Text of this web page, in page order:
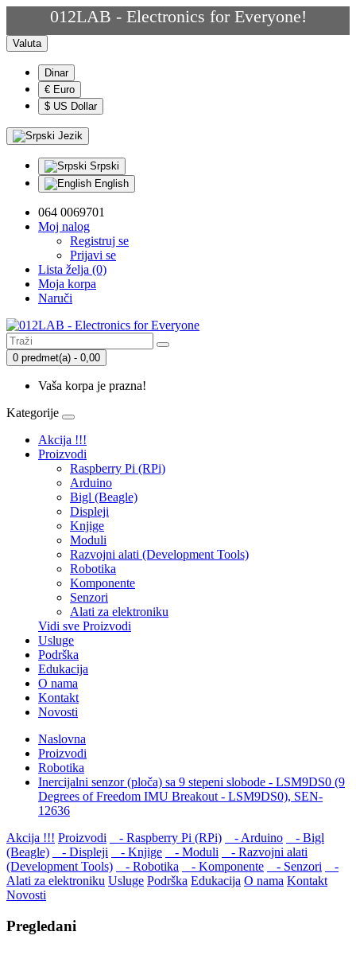
012LAB - Electronics for Everyone!
Valuta
Dinar
€ Euro
$ US Dollar
Jezik
Srpski
English
064 0069701
Moj nalog
Registruj se
Prijavi se
Lista želja (0)
Moja korpa
Naruči
0 predmet(a) - 0,00
Vaša korpa je prazna!
Kategorije
Akcija !!!
Proizvodi
Raspberry Pi (RPi)
Arduino
Bigl (Beagle)
Displеji
Knjige
Moduli
Razvojni alati (Development Tools)
Robotika
Komponente
Senzori
Alati za elektroniku
Vidi sve Proizvodi
Usluge
Podrška
Edukacija
O nama
Kontakt
Novosti
Naslovna
Proizvodi
Robotika
Inercijalni senzor (ploča) sa 9 stepeni slobode - LSM9DS0 (9
Degrees of Freedom IMU Breakout - LSM9DS0), SEN-
12636
Akcija !!! Proizvodi - Raspberry Pi (RPi) - Arduino
- Bigl
(Beagle)
- Displеji - Knjige - Moduli
- Razvojni alati
(Development Tools)
- Robotika - Komponente - Senzori
-
Alati za elektroniku Usluge Podrška Edukacija O nama Kontakt
Novosti
Pregledani